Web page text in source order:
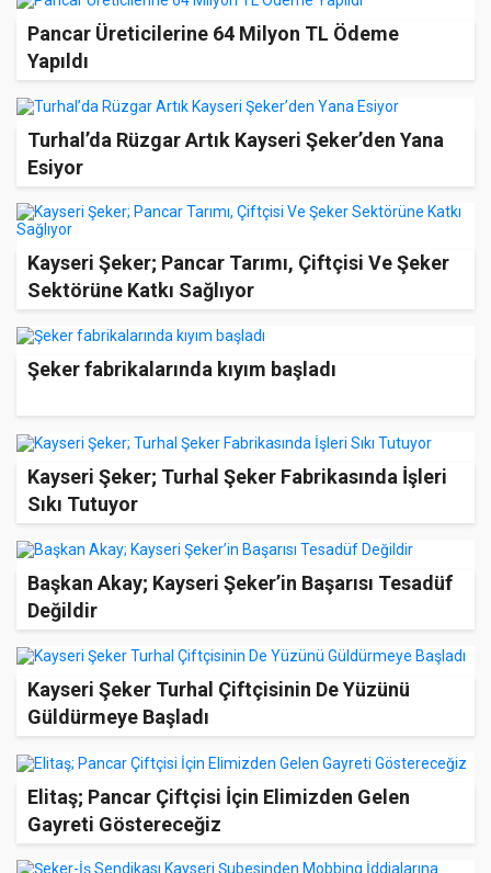
Pancar Üreticilerine 64 Milyon TL Ödeme
Yapıldı
Turhal’da Rüzgar Artık Kayseri Şeker’den Yana
Esiyor
Kayseri Şeker; Pancar Tarımı, Çiftçisi Ve Şeker
Sektörüne Katkı Sağlıyor
Şeker fabrikalarında kıyım başladı
Kayseri Şeker; Turhal Şeker Fabrikasında İşleri
Sıkı Tutuyor
Başkan Akay; Kayseri Şeker’in Başarısı Tesadüf
Değildir
Kayseri Şeker Turhal Çiftçisinin De Yüzünü
Güldürmeye Başladı
Elitaş; Pancar Çiftçisi İçin Elimizden Gelen
Gayreti Göstereceğiz